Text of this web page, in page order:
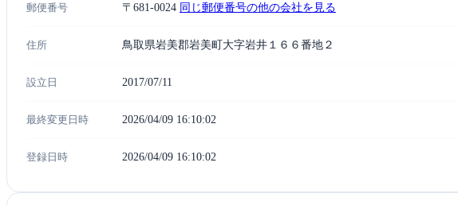
郵便番号 〒681-0024 同じ郵便番号の他の会社を見る
住所 鳥取県岩美郡岩美町大字岩井１６６番地２
設立日 2017/07/11
最終変更日時 2026/04/09 16:10:02
登録日時 2026/04/09 16:10:02